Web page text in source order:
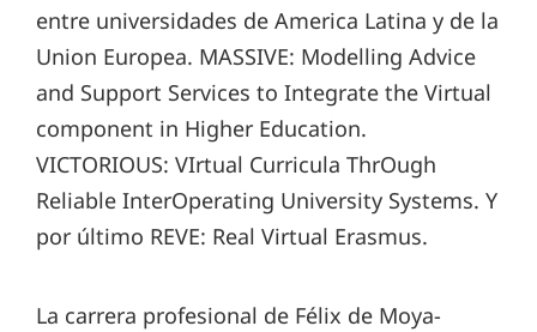
entre universidades de America Latina y de la
Union Europea. MASSIVE: Modelling Advice
and Support Services to Integrate the Virtual
component in Higher Education.
VICTORIOUS: VIrtual Curricula ThrOugh
Reliable InterOperating University Systems. Y
por último REVE: Real Virtual Erasmus.
La carrera profesional de Félix de Moya-